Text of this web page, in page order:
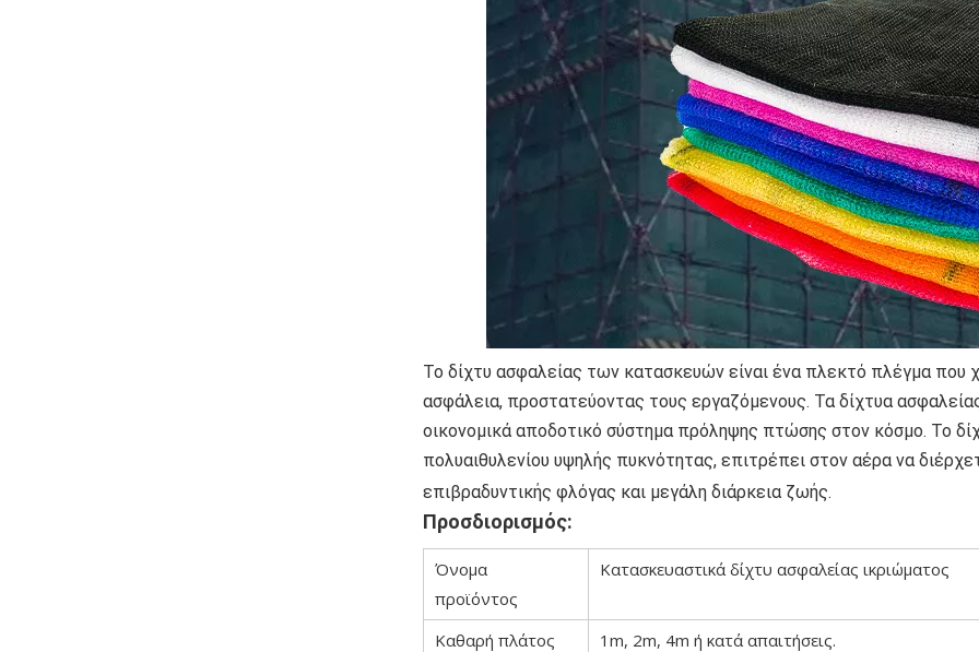
Το δίχτυ ασφαλείας των κατασκευών είναι ένα πλεκτό πλέγμα που
ασφάλεια, προστατεύοντας τους εργαζόμενους. Τα δίχτυα
οικονομικά αποδοτικό σύστημα πρόληψης πτώσης στον κόσμο. Το
πολυαιθυλενίου υψηλής πυκνότητας, επιτρέπει στον αέρα να
επιβραδυντικής φλόγας και μεγάλη διάρκεια ζωής.
Προσδιορισμός:
Όνομα
προϊόντος
Κατασκευαστικά δίχτυ ασφαλείας ικριώματος
Καθαρή πλάτος
1m, 2m, 4m ή κατά απαιτήσεις.